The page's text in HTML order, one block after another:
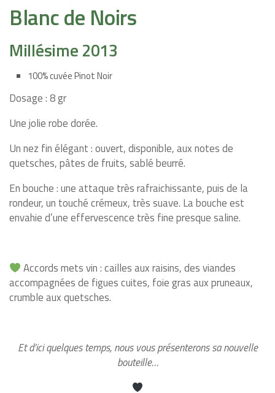
Blanc de Noirs
Millésime 2013
100% cuvée Pinot Noir
Dosage : 8 gr
Une jolie robe dorée.
Un nez fin élégant : ouvert, disponible, aux notes de
quetsches, pâtes de fruits, sablé beurré.
En bouche : une attaque très rafraichissante, puis de la
rondeur, un touché crémeux, très suave. La bouche est
envahie d’une effervescence très fine presque saline.
Accords mets vin : cailles aux raisins, des viandes
accompagnées de figues cuites, foie gras aux pruneaux,
crumble aux quetsches.
Et d’ici quelques temps, nous vous présenterons sa nouvelle
bouteille…